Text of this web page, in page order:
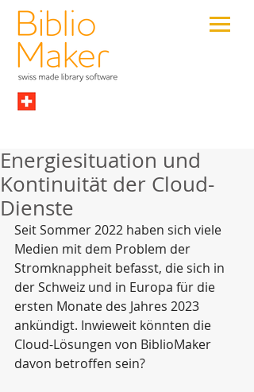
Energiesituation und
Kontinuität der Cloud-
Dienste
Seit Sommer 2022 haben sich viele
Medien mit dem Problem der
Stromknappheit befasst, die sich in
der Schweiz und in Europa für die
ersten Monate des Jahres 2023
ankündigt. Inwieweit könnten die
Cloud-Lösungen von BiblioMaker
davon betroffen sein?